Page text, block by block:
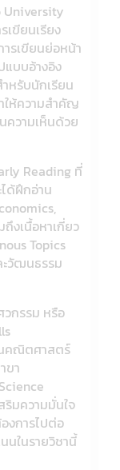
University
ขียนเรียง
ารเขียนย่อหน้า
แบบอ้างอิง
หรับนักเรียน
ให้ความสำคัญ
ความเห็นด้วย
Reading ที่
ด้ฝึกอ่าน
งเนื้อหาเกี่ยว
Topics
ะวัฒนธรรม
กรรม หรือ
นคณิตศาสตร์
ขา
ริมความมั่นใจ
งการไปต่อ
นในรายวิชานี้